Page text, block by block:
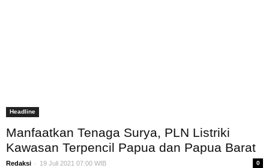
Headline
Manfaatkan Tenaga Surya, PLN Listriki
Kawasan Terpencil Papua dan Papua Barat
Redaksi - 19 Juli 2021 07:00 WIB 0